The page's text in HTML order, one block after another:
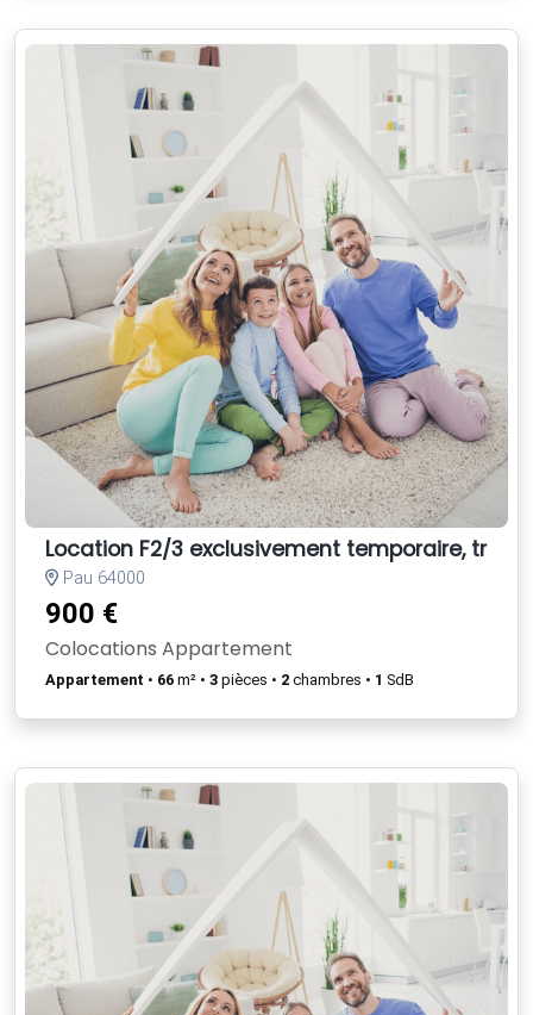
Location F2/3 exclusivement temporaire, très
Pau 64000
900 €
Colocations Appartement
Appartement • 66 m² • 3 pièces • 2 chambres • 1 SdB